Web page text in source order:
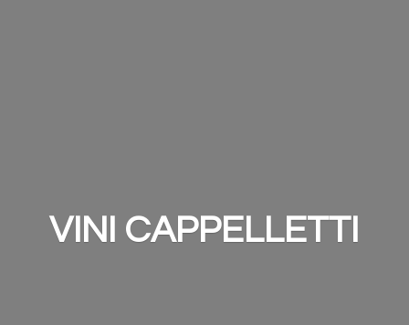
VINI CAPPELLETTI